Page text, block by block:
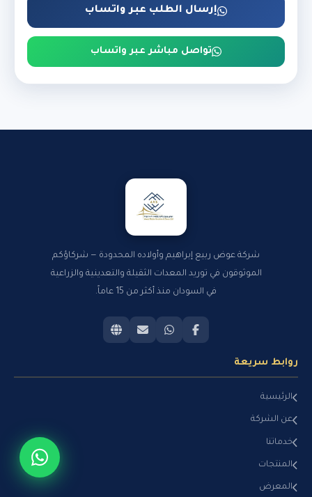
إرسال الطلب عبر واتساب
تواصل مباشر عبر واتساب
شركة عوض ربيع إبراهيم وأولاده المحدودة — شركاؤكم
الموثوقون في توريد المعدات الثقيلة والتعدينية والزراعية
في السودان منذ أكثر من 15 عاماً.
روابط سريعة
الرئيسية
عن الشركة
خدماتنا
المنتجات
المعرض